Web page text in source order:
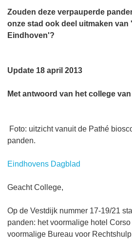
Zouden deze verpauperde
onze stad ook deel uitmaken van
Eindhoven'?
Update 18 april 2013
Met antwoord van het college
Foto: uitzicht vanuit de Pathé
panden.
Eindhovens Dagblad
Geacht College,
Op de Vestdijk nummer 17-19/21
panden: het voormalige hotel
voormalige Bureau voor